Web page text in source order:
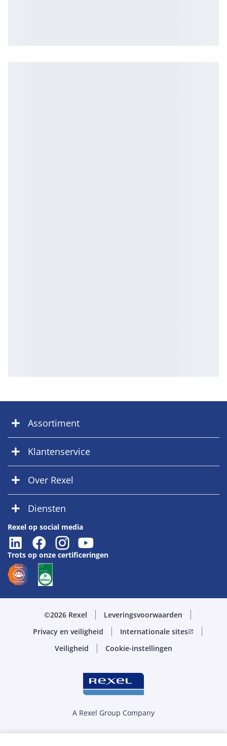
Assortiment
Klantenservice
Over Rexel
Diensten
Rexel op social media
Trots op onze certificeringen
©2026 Rexel
Leveringsvoorwaarden
Privacy en veiligheid
Internationale sitesopen_in_new
Veiligheid Cookie-instellingen
A Rexel Group Company